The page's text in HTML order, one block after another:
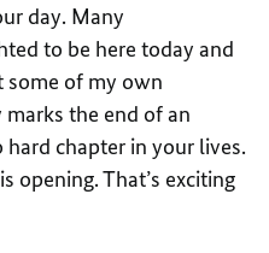
day. Many
to be here today and
of my own
marks the end of an
chapter in your lives.
opening. That’s exciting